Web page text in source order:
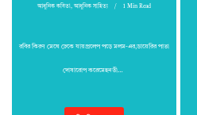
আধুনিক কবিতা, আধুনিক সাহিত্য 1 Min Read
রবির কিরণ মেঘে ঢেকে যায়প্রলেপ পড়ে মলম-এর,ডায়েরির পাতা
দোষারোপ করেমেহনতী…